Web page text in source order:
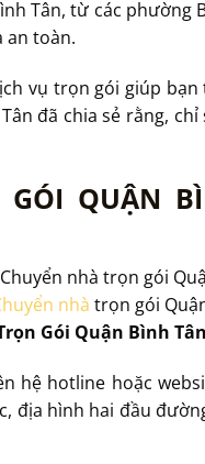
Tân, từ các phường
an toàn.
vụ trọn gói giúp
đã chia sẻ rằng,
QUẬN
nhà trọn gói
Gói Quận Bình
hệ hotline hoặc
địa hình hai đầu